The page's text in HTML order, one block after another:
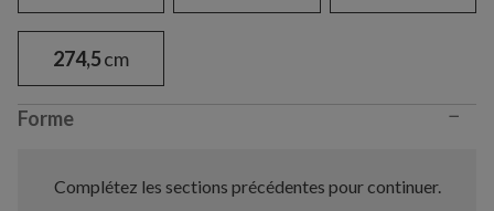
274,5cm
Forme −
Complétez les sections précédentes pour continuer.